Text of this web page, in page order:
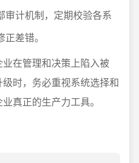
审计机制，定期校验各系
差错。
在管理和决策上陷入被
时，务必重视系统选择和
真正的生产力工具。